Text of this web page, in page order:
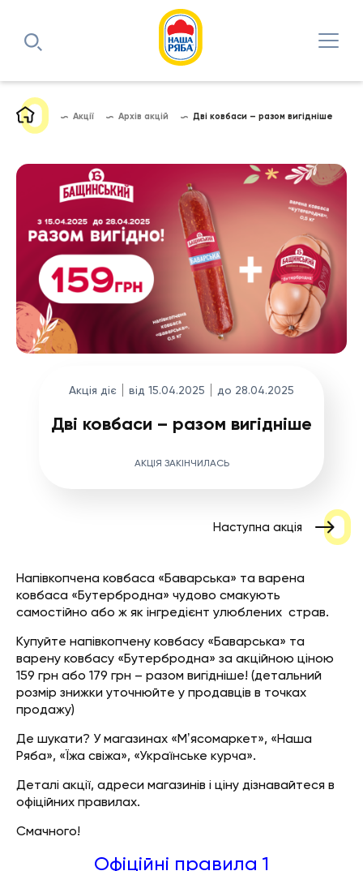
Акції Архів акцій Дві ковбаси – разом вигідніше
Акція діє від 15.04.2025 до 28.04.2025
Дві ковбаси – разом вигідніше
АКЦІЯ ЗАКІНЧИЛАСЬ
Наступна акція
Напівкопчена ковбаса «Баварська» та варена
ковбаса «Бутербродна» чудово смакують
самостійно або ж як інгредієнт улюблених страв.
Купуйте напівкопчену ковбасу «Баварська» та
варену ковбасу «Бутербродна» за акційною ціною
159 грн або 179 грн – разом вигідніше! (детальний
розмір знижки уточнюйте у продавців в точках
продажу)
Де шукати? У магазинах «Мʼясомаркет», «Наша
Ряба», «Їжа свіжа», «Українське курча».
Деталі акції, адреси магазинів і ціну дізнавайтеся в
офіційних правилах.
Смачного!
Офіційні правила 1